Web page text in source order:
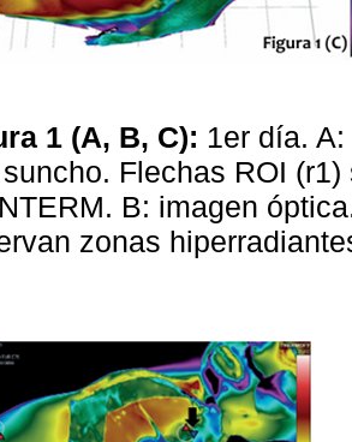
1 (A, B, C): 1er día.
Flechas ROI
B: imagen
zonas